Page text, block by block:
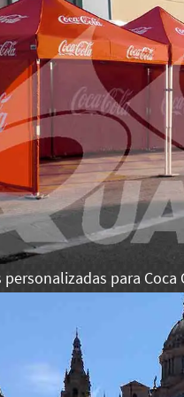
para Coca